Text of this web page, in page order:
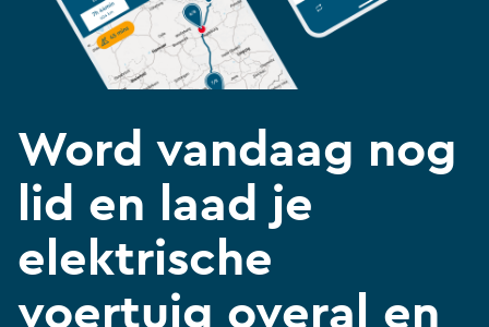
Word vandaag nog
lid en laad je
elektrische
voertuig overal en